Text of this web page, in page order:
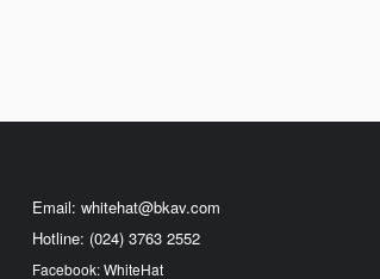
Email: whitehat@bkav.com
Hotline: (024) 3763 2552
Facebook: WhiteHat